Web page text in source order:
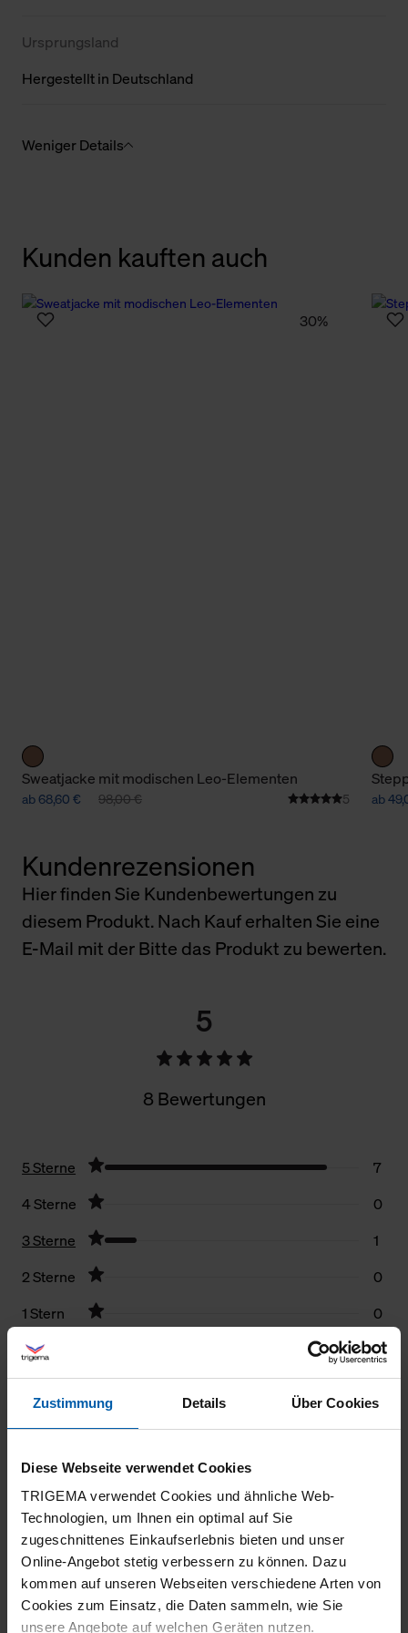
Zustimmung Details Über Cookies
Diese Webseite verwendet Cookies
TRIGEMA verwendet Cookies und ähnliche Web-
Technologien, um Ihnen ein optimal auf Sie
zugeschnittenes Einkaufserlebnis bieten und unser
Online-Angebot stetig verbessern zu können. Dazu
kommen auf unseren Webseiten verschiedene Arten von
Cookies zum Einsatz, die Daten sammeln, wie Sie
unsere Angebote auf welchen Geräten nutzen.
Ursprungsland
Hergestellt in Deutschland
Weniger Details
Kunden kauften auch
Sweatjacke mit modischen Leo-Elementen
ab 68,60 € 98,00 € 5
30%
ab
Kundenrezensionen
Hier finden Sie Kundenbewertungen zu
diesem Produkt. Nach Kauf erhalten Sie eine
E-Mail mit der Bitte das Produkt zu bewerten.
5
8 Bewertungen
5 Sterne
7
4 Sterne
0
3 Sterne
1
2 Sterne
0
1 Stern
0
Filter zurücksetzen
25.07.2026
5
Sehr angenehmes Tragegefühl, sehr gute
Passform. Habe schon mehrere Komplimente
dafür bekommen.